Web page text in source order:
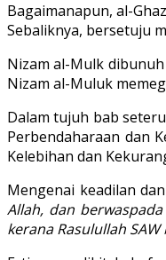
Bagaimanapun, al-
Sebaliknya, bersetuju
Nizam al-Mulk
Nizam al-Muluk
Dalam tujuh bab
Perbendaharaan dan
Kelebihan dan
Mengenai keadilan
Allah, dan
kerana Rasulullah